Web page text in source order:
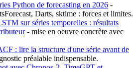
Python de forecasting en 2026 -
Darts, sktime : forces et limites.
sur séries temporelles : résultats
- mise en oeuvre concrète avec
: lire la structure d'une série avant de
préalable indispensable.